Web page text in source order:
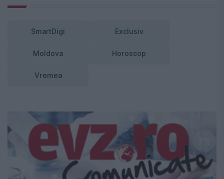
SmartDigi Exclusiv
Moldova Horoscop
Vremea